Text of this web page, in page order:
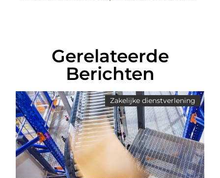
Gerelateerde
Berichten
Zakelijke dienstverlening